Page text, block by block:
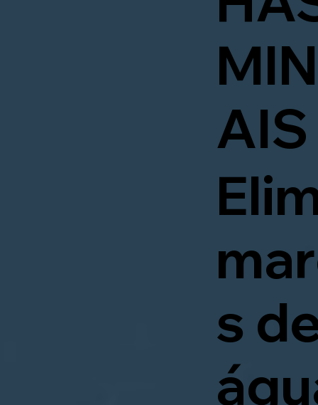
AIS
s